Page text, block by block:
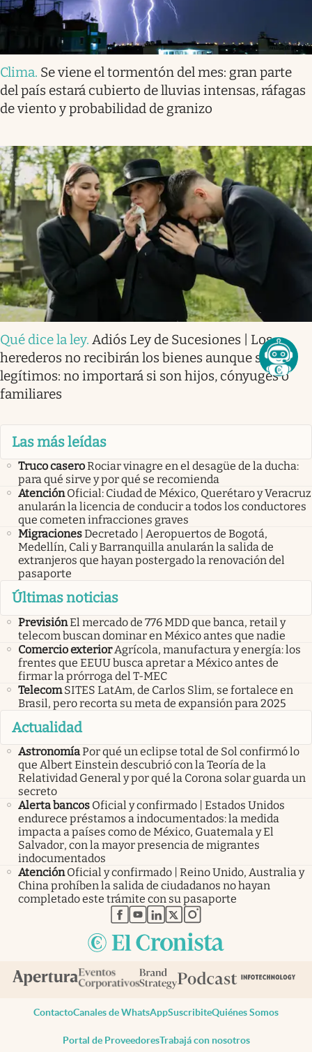
Clima. Se viene el tormentón del mes: gran parte
del país estará cubierto de lluvias intensas, ráfagas
de viento y probabilidad de granizo
Qué dice la ley. Adiós Ley de Sucesiones | Los
herederos no recibirán los bienes aunque sean
legítimos: no importará si son hijos, cónyuges o
familiares
Las más leídas
Truco caseroRociar vinagre en el desagüe de la ducha:
para qué sirve y por qué se recomienda
Atención Oficial: Ciudad de México, Querétaro y Veracruz
anularán la licencia de conducir a todos los conductores
que cometen infracciones graves
MigracionesDecretado | Aeropuertos de Bogotá,
Medellín, Cali y Barranquilla anularán la salida de
extranjeros que hayan postergado la renovación del
pasaporte
Últimas noticias
PrevisiónEl mercado de 776 MDD que banca, retail y
telecom buscan dominar en México antes que nadie
Comercio exterior Agrícola, manufactura y energía: los
frentes que EEUU busca apretar a México antes de
firmar la prórroga del T-MEC
Telecom SITES LatAm, de Carlos Slim, se fortalece en
Brasil, pero recorta su meta de expansión para 2025
Actualidad
AstronomíaPor qué un eclipse total de Sol confirmó lo
que Albert Einstein descubrió con la Teoría de la
Relatividad General y por qué la Corona solar guarda un
secreto
Alerta bancos Oficial y confirmado | Estados Unidos
endurece préstamos a indocumentados: la medida
impacta a países como de México, Guatemala y El
Salvador, con la mayor presencia de migrantes
indocumentados
Atención Oficial y confirmado | Reino Unido, Australia y
China prohíben la salida de ciudadanos no hayan
completado este trámite con su pasaporte
abre en nueva pestaña
abre en nueva pestaña
abre en nueva pestaña
abre en nueva pestaña
abre en nueva pestaña
ContactoCanales de WhatsAppSuscribiteQuiénes Somos
Portal de ProveedoresTrabajá con nosotros